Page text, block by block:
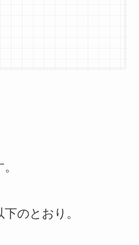
のとおり。